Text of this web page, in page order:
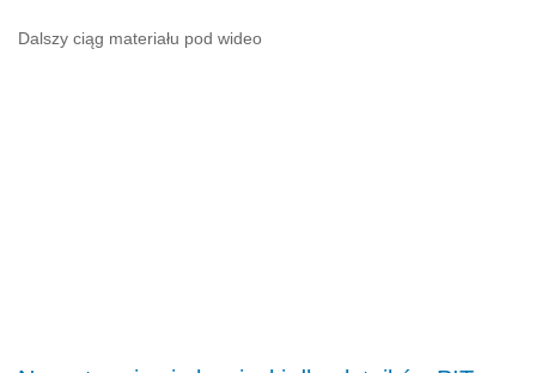
Dalszy ciąg materiału pod wideo